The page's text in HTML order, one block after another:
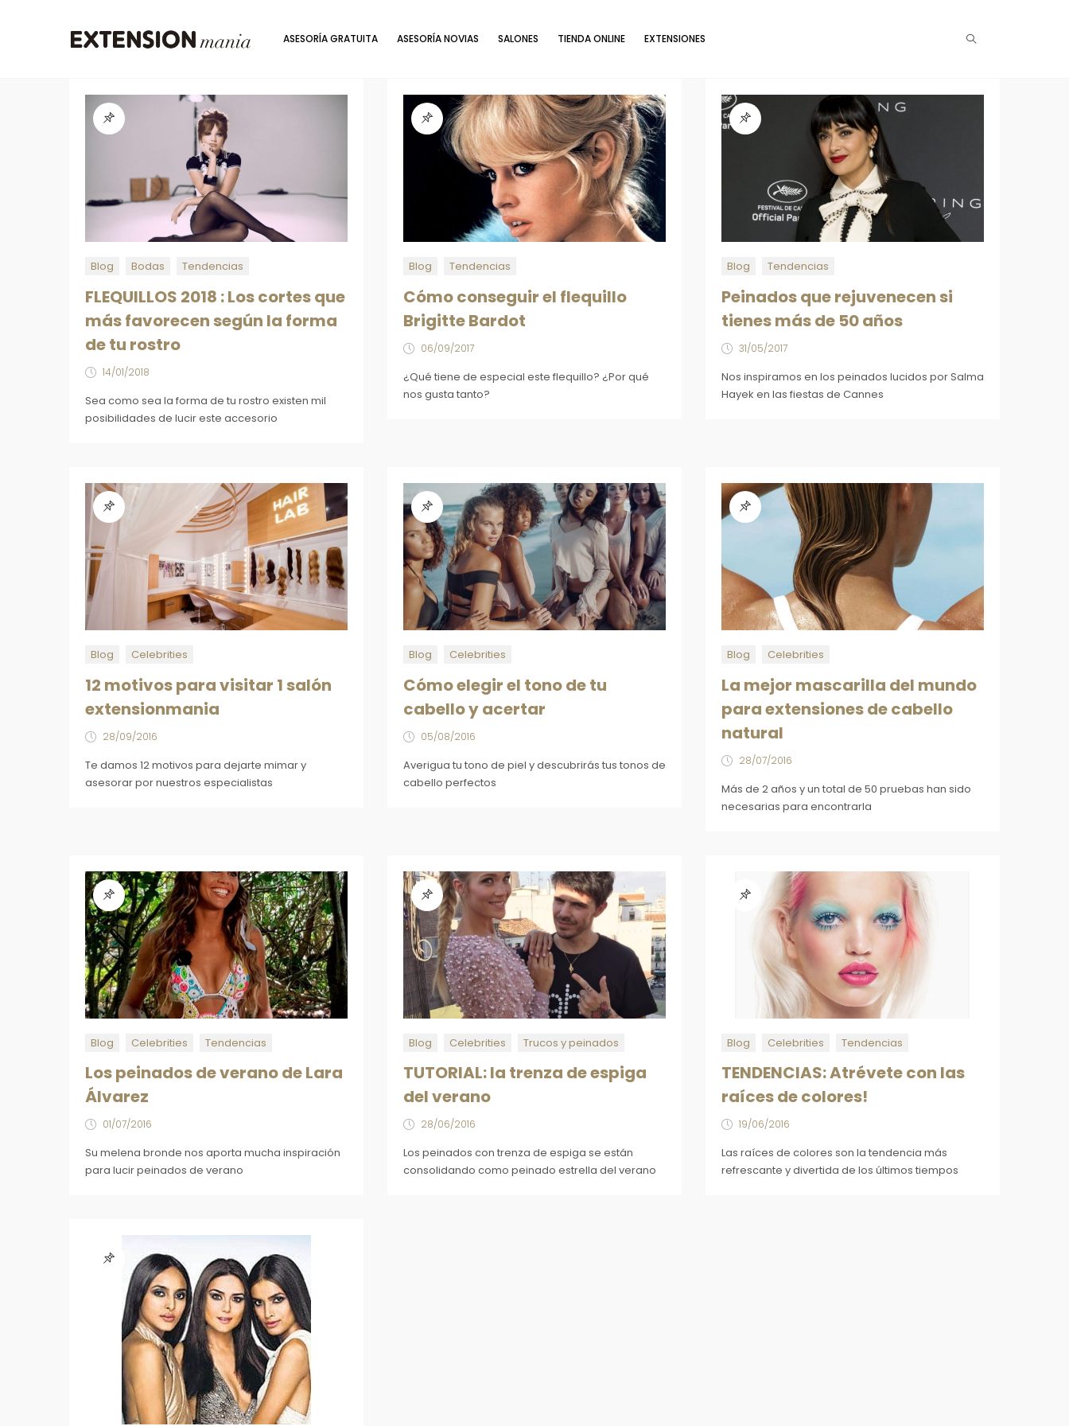
ASESORÍA GRATUITA ASESORÍA NOVIAS SALONES TIENDA ONLINE EXTENSIONES
Blog Bodas Tendencias
FLEQUILLOS 2018 : Los cortes que
más favorecen según la forma
de tu rostro
14/01/2018
Sea como sea la forma de tu rostro existen mil
posibilidades de lucir este accesorio
Blog Tendencias
Cómo conseguir el flequillo
Brigitte Bardot
06/09/2017
¿Qué tiene de especial este flequillo? ¿Por qué
nos gusta tanto?
Blog Tendencias
Peinados que rejuvenecen si
tienes más de 50 años
31/05/2017
Nos inspiramos en los peinados lucidos por Salma
Hayek en las fiestas de Cannes
Blog Celebrities
12 motivos para visitar 1 salón
extensionmania
28/09/2016
Te damos 12 motivos para dejarte mimar y
asesorar por nuestros especialistas
Blog Celebrities
Cómo elegir el tono de tu
cabello y acertar
05/08/2016
Averigua tu tono de piel y descubrirás tus tonos de
cabello perfectos
Blog Celebrities
La mejor mascarilla del mundo
para extensiones de cabello
natural
28/07/2016
Más de 2 años y un total de 50 pruebas han sido
necesarias para encontrarla
Blog Celebrities Tendencias
Los peinados de verano de Lara
Álvarez
01/07/2016
Su melena bronde nos aporta mucha inspiración
para lucir peinados de verano
Blog Celebrities Trucos y peinados
TUTORIAL: la trenza de espiga
del verano
28/06/2016
Los peinados con trenza de espiga se están
consolidando como peinado estrella del verano
Blog Celebrities Tendencias
TENDENCIAS: Atrévete con las
raíces de colores!
19/06/2016
Las raíces de colores son la tendencia más
refrescante y divertida de los últimos tiempos